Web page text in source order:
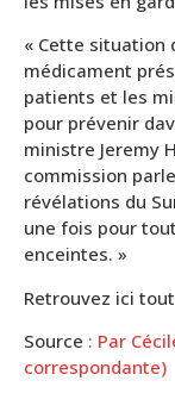
« Cette situation
médicament
patients et les
pour prévenir
ministre Jeremy
commission
révélations du
une fois pour
enceintes. »
Retrouvez ici
Source : Par
correspondante)